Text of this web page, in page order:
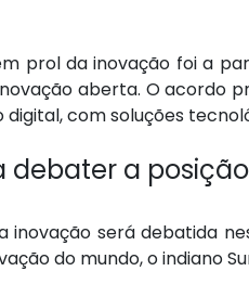
prol da inovação foi a
aberta. O acordo
com soluções
a
será debatida
do mundo, o indiano